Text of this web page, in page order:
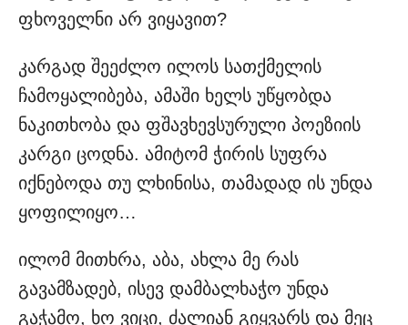
ფხოველნი არ ვიყავით?
კარგად შეეძლო ილოს სათქმელის
ჩამოყალიბება, ამაში ხელს უწყობდა
ნაკითხობა და ფშავხევსურული პოეზიის
კარგი ცოდნა. ამიტომ ჭირის სუფრა
იქნებოდა თუ ლხინისა, თამადად ის უნდა
ყოფილიყო…
ილომ მითხრა, აბა, ახლა მე რას
გავამზადებ, ისევ დამბალხაჭო უნდა
გაჭამო, ხო ვიცი, ძალიან გიყვარს და მეც